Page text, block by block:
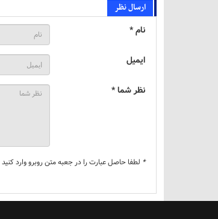
ارسال نظر
نام *
ایمیل
نظر شما *
* لطفا حاصل عبارت را در جعبه متن روبرو وارد کنید